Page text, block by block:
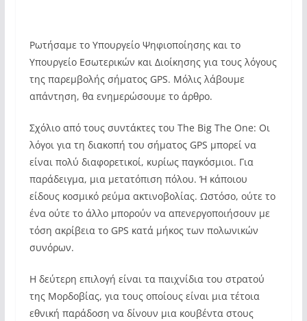
Ρωτήσαμε το Υπουργείο Ψηφιοποίησης και το
Υπουργείο Εσωτερικών και Διοίκησης για τους λόγους
της παρεμβολής σήματος GPS. Μόλις λάβουμε
απάντηση, θα ενημερώσουμε το άρθρο.
Σχόλιο από τους συντάκτες του The Big The One: Οι
λόγοι για τη διακοπή του σήματος GPS μπορεί να
είναι πολύ διαφορετικοί, κυρίως παγκόσμιοι. Για
παράδειγμα, μια μετατόπιση πόλου. Ή κάποιου
είδους κοσμικό ρεύμα ακτινοβολίας. Ωστόσο, ούτε το
ένα ούτε το άλλο μπορούν να απενεργοποιήσουν με
τόση ακρίβεια το GPS κατά μήκος των πολωνικών
συνόρων.
Η δεύτερη επιλογή είναι τα παιχνίδια του στρατού
της Μορδοβίας, για τους οποίους είναι μια τέτοια
εθνική παράδοση να δίνουν μια κουβέντα στους